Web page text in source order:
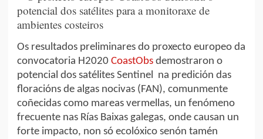
Os resultados preliminares do proxecto europeo da
convocatoria H2020 CoastObs demostraron o
potencial dos satélites Sentinel na predición das
floracións de algas nocivas (FAN), comunmente
coñecidas como mareas vermellas, un fenómeno
frecuente nas Rías Baixas galegas, onde causan un
forte impacto, non só ecolóxico senón tamén